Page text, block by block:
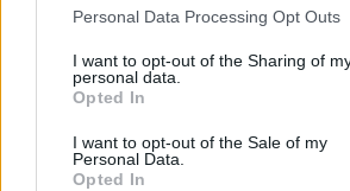
Please note that this website/app uses
not limited to your visit or usage
grant or deny consent to Google and its
use your data for below specified
consent section.
Personal Data Processing Opt Outs
I want to opt-out of the Sharing of
personal data.
Opted In
I want to opt-out of the Sale of my
Personal Data.
Opted In
refrénnel, dühösebb énekkel.